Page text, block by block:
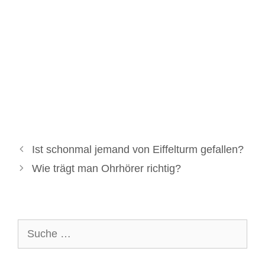
Ist schonmal jemand von Eiffelturm gefallen?
Wie trägt man Ohrhörer richtig?
nach: